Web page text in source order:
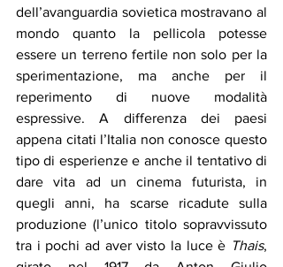
dell’avanguardia sovietica mostravano al
mondo quanto la pellicola potesse
essere un terreno fertile non solo per la
sperimentazione, ma anche per il
reperimento di nuove modalità
espressive. A differenza dei paesi
appena citati l’Italia non conosce questo
tipo di esperienze e anche il tentativo di
dare vita ad un cinema futurista, in
quegli anni, ha scarse ricadute sulla
produzione (l’unico titolo sopravvissuto
tra i pochi ad aver visto la luce è Thais,